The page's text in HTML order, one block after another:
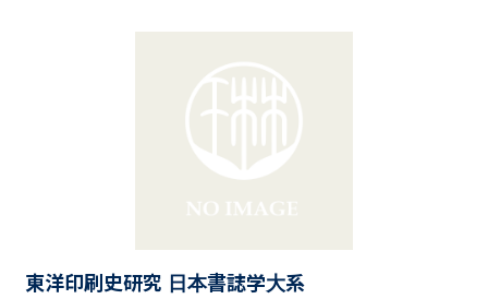
東洋印刷史研究 日本書誌学大系